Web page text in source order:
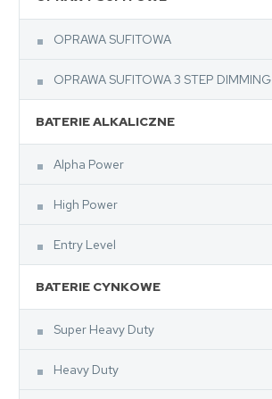
OPRAWA SUFITOWA
OPRAWA SUFITOWA 3 STEP DIMMING
BATERIE ALKALICZNE
Alpha Power
High Power
Entry Level
BATERIE CYNKOWE
Super Heavy Duty
Heavy Duty